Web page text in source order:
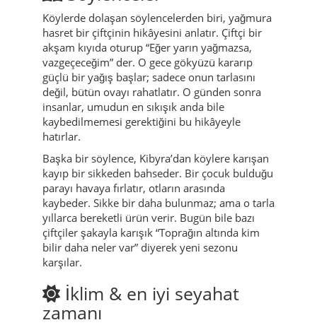
Köylerde dolaşan söylencelerden biri, yağmura
hasret bir çiftçinin hikâyesini anlatır. Çiftçi bir
akşam kıyıda oturup “Eğer yarın yağmazsa,
vazgeçeceğim” der. O gece gökyüzü kararıp
güçlü bir yağış başlar; sadece onun tarlasını
değil, bütün ovayı rahatlatır. O günden sonra
insanlar, umudun en sıkışık anda bile
kaybedilmemesi gerektiğini bu hikâyeyle
hatırlar.
Başka bir söylence, Kibyra’dan köylere karışan
kayıp bir sikkeden bahseder. Bir çocuk bulduğu
parayı havaya fırlatır, otların arasında
kaybeder. Sikke bir daha bulunmaz; ama o tarla
yıllarca bereketli ürün verir. Bugün bile bazı
çiftçiler şakayla karışık “Toprağın altında kim
bilir daha neler var” diyerek yeni sezonu
karşılar.
İklim & en iyi seyahat
zamanı